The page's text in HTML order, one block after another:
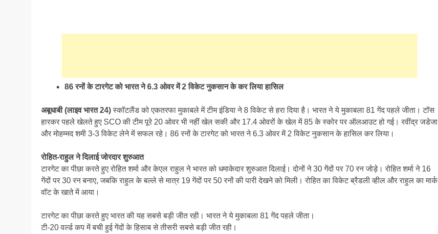
86 रनों के टारगेट को भारत ने 6.3 ओवर में 2 विकेट नुकसान के कर लिया हासिल
अबूधाबी (लाइव भारत 24)स्कॉटलैंड को एकतरफा मुकाबले में टीम इंडिया ने 8 विकेट से हरा दिया है। भारत ने ये मुकाबला 81 गेंद पहले जीता। टॉस
हारकर पहले खेलते हुए SCO की टीम पूरे 20 ओवर भी नहीं खेल सकी और 17.4 ओवरों के खेल में 85 के स्कोर पर ऑलआउट हो गई। रवींद्र जडेजा
और मोहम्मद शमी 3-3 विकेट लेने में सफल रहे। 86 रनों के टारगेट को भारत ने 6.3 ओवर में 2 विकेट नुकसान के हासिल कर लिया।
रोहित-राहुल ने दिलाई जोरदार शुरुआत
टारगेट का पीछा करते हुए रोहित शर्मा और केएल राहुल ने भारत को धमाकेदार शुरुआत दिलाई। दोनों ने 30 गेंदों पर 70 रन जोड़े। रोहित शर्मा ने 16
गेंदों पर 30 रन बनाए, जबकि राहुल के बल्ले से मात्र 19 गेंदों पर 50 रनों की पारी देखने को मिली। रोहित का विकेट ब्रैडली व्हील और राहुल का मार्क
वॉट के खाते में आया।
टारगेट का पीछा करते हुए भारत की यह सबसे बड़ी जीत रही। भारत ने ये मुकाबला 81 गेंद पहले जीता।
टी-20 वर्ल्ड कप में बची हुई गेंदों के हिसाब से तीसरी सबसे बड़ी जीत रही।